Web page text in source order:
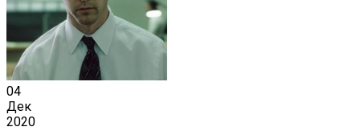
04
Дек
2020